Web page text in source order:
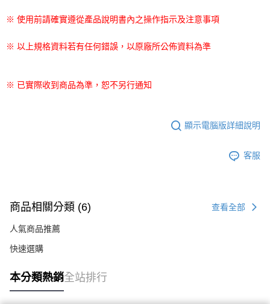
※ 使用前請確實遵從產品說明書內之操作指示及注意事項
※ 以上規格資料若有任何錯誤，以原廠所公佈資料為準
※ 已實際收到商品為準，恕不另行通知
顯示電腦版詳細說明
客服
商品相關分類 (6) 查看全部
人氣商品推薦
快速選購
本分類熱銷全站排行